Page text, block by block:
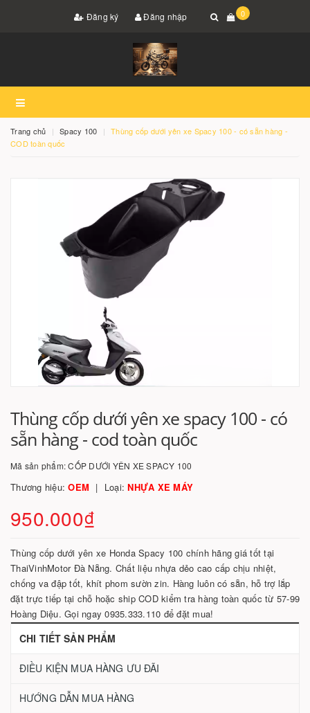
Đăng ký Đăng nhập 0
Trang chủ Spacy 100
Thùng cốp dưới yên xe Spacy 100 - có sẵn hàng -
COD toàn quốc
Thùng cốp dưới yên xe spacy 100 - có
sẵn hàng - cod toàn quốc
Mã sản phẩm:CỐP DƯỚI YÊN XE SPACY 100
Thương hiệu:OEM Loại:NHỰA XE MÁY
950.000₫
Thùng cốp dưới yên xe Honda Spacy 100 chính hãng giá tốt tại
ThaiVinhMotor Đà Nẵng. Chất liệu nhựa dẻo cao cấp chịu nhiệt,
chống va đập tốt, khít phom sườn zin. Hàng luôn có sẵn, hỗ trợ lắp
đặt trực tiếp tại chỗ hoặc ship COD kiểm tra hàng toàn quốc từ 57-99
Hoàng Diệu. Gọi ngay 0935.333.110 để đặt mua!
CHI TIẾT SẢN PHẨM
ĐIỀU KIỆN MUA HÀNG ƯU ĐÃI
HƯỚNG DẪN MUA HÀNG